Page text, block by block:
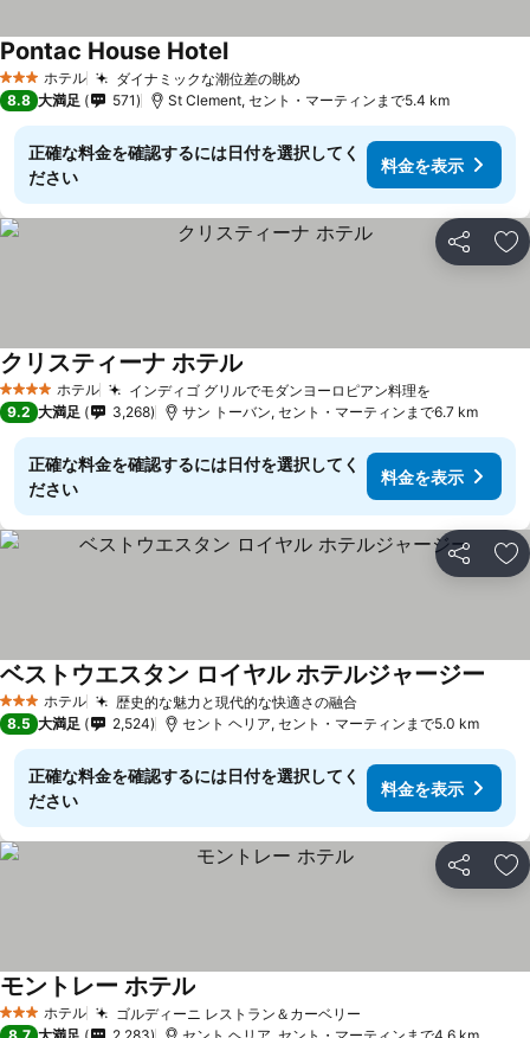
3 ホテルのランク
ホテル ダイナミックな潮位差の眺め
Pontac House Hotel
8.8 大満足 571 St Clement, セント・マーティンまで5.4 km
正確な料金を確認するには日付を選択してく
ださい
料金を表示
シェア お
4 ホテルのランク
ホテル インディゴ グリルでモダンヨーロピアン料理を
クリスティーナ ホテル
9.2 大満足 3,268 サン トーバン, セント・マーティンまで6.7 km
正確な料金を確認するには日付を選択してく
ださい
料金を表示
シェア お
3 ホテルのランク
ホテル 歴史的な魅力と現代的な快適さの融合
ベストウエスタン ロイヤル ホテルジャージー
8.5 大満足 2,524 セント ヘリア, セント・マーティンまで5.0 km
正確な料金を確認するには日付を選択してく
ださい
料金を表示
シェア お
3 ホテルのランク
ホテル ゴルディーニ レストラン＆カーベリー
モントレー ホテル